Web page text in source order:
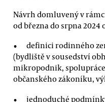
Návrh domluvený v
od března do srpna 2024
definici rodinného
(bydliště v sousedství
mikropodnik,
občanského zákoníku,
jednoduché